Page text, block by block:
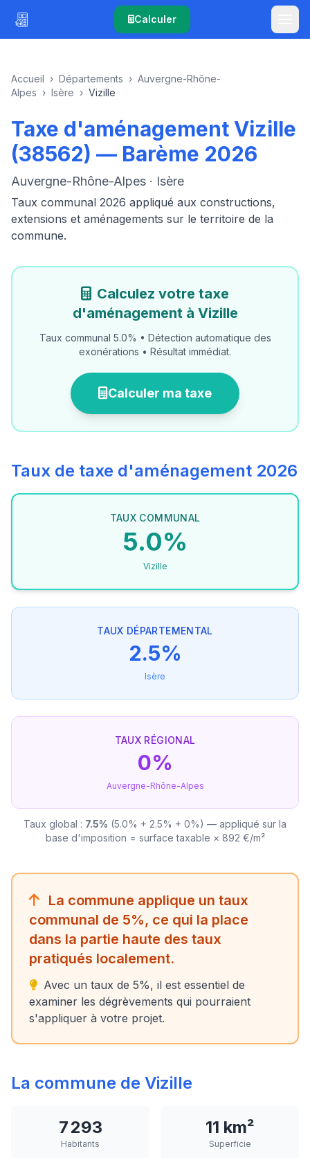
Calculer
Accueil › Départements › Auvergne-Rhône-
Alpes › Isère › Vizille
Taxe d'aménagement Vizille
(38562) — Barème 2026
Auvergne-Rhône-Alpes · Isère
Taux communal 2026 appliqué aux constructions,
extensions et aménagements sur le territoire de la
commune.
Calculez votre taxe
d'aménagement à Vizille
Taux communal 5.0% • Détection automatique des
exonérations • Résultat immédiat.
Calculer ma taxe
Taux de taxe d'aménagement 2026
TAUX COMMUNAL
5.0%
Vizille
TAUX DÉPARTEMENTAL
2.5%
Isère
TAUX RÉGIONAL
0%
Auvergne-Rhône-Alpes
Taux global : 7.5% (5.0% + 2.5% + 0%) — appliqué sur la
base d'imposition = surface taxable × 892 €/m²
La commune applique un taux
communal de 5%, ce qui la place
dans la partie haute des taux
pratiqués localement.
Avec un taux de 5%, il est essentiel de
examiner les dégrèvements qui pourraient
s'appliquer à votre projet.
La commune de Vizille
7 293
Habitants
11 km²
Superficie